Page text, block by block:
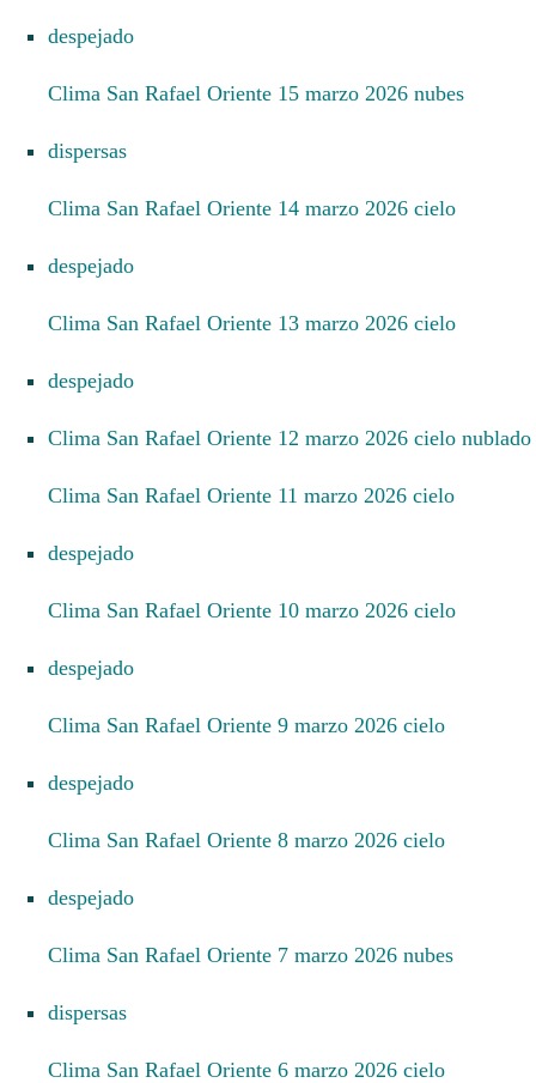
despejado
Clima San Rafael Oriente 15 marzo 2026 nubes
dispersas
Clima San Rafael Oriente 14 marzo 2026 cielo
despejado
Clima San Rafael Oriente 13 marzo 2026 cielo
despejado
Clima San Rafael Oriente 12 marzo 2026 cielo nublado
Clima San Rafael Oriente 11 marzo 2026 cielo
despejado
Clima San Rafael Oriente 10 marzo 2026 cielo
despejado
Clima San Rafael Oriente 9 marzo 2026 cielo
despejado
Clima San Rafael Oriente 8 marzo 2026 cielo
despejado
Clima San Rafael Oriente 7 marzo 2026 nubes
dispersas
Clima San Rafael Oriente 6 marzo 2026 cielo